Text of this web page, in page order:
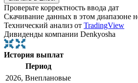
Проверьте корректность ввода дат
Скачивание данных в этом диапазоне
Технический анализ от TradingView
Дивиденды компании Denkyosha
История выплат
Период
2026, Внеплановые